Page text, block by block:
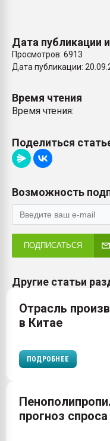
Дата публикации
Просмотров: 6913
Дата публикации:
Время чтения
Время чтения:
Поделиться
Возможность
ПОДПИСАТЬСЯ
Другие статьи
Отрасль
в Китае
ПОДРОБНЕЕ
прогноз спроса